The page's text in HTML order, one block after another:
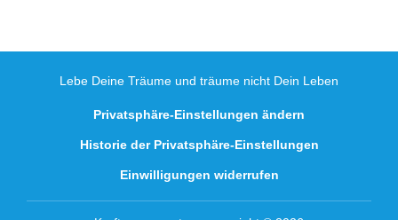
Lebe Deine Träume und träume nicht Dein Leben
Privatsphäre-Einstellungen ändern
Historie der Privatsphäre-Einstellungen
Einwilligungen widerrufen